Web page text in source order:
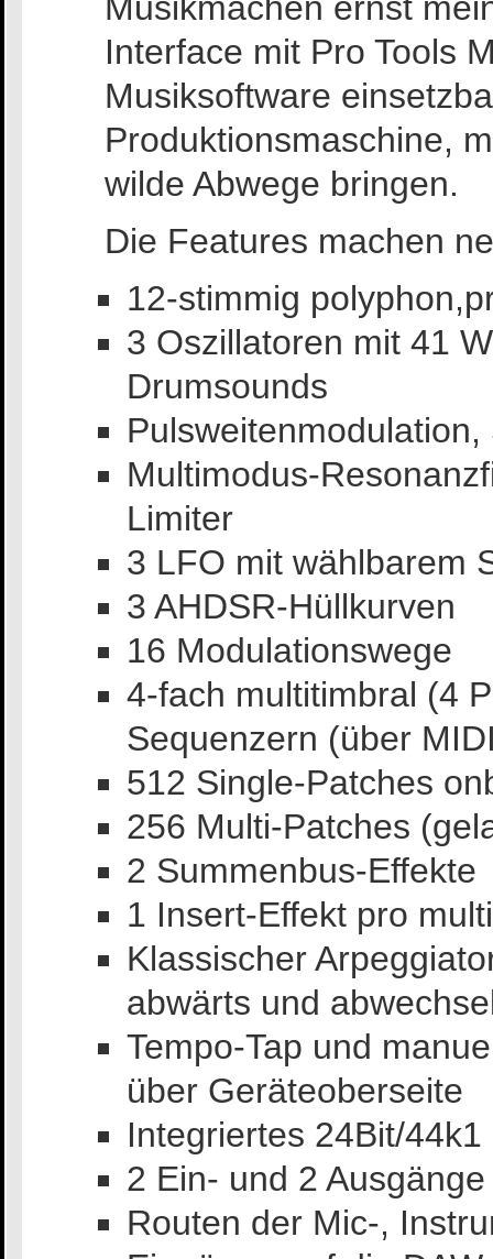
Interface mit Pro Tools
Musiksoftware
Produktionsmaschine,
wilde Abwege bringen.
Die Features machen
12-stimmig
3 Oszillatoren mit 41
Drumsounds
Multimodus-
Limiter
3 LFO mit wählbarem
3 AHDSR-Hüllkurven
16 Modulationswege
4-fach multitimbral (4
Sequenzern (über
512 Single-Patches
256 Multi-Patches
2 Summenbus-Effekte
1 Insert-Effekt pro
Klassischer
abwärts und
Tempo-Tap und
über Geräteoberseite
Integriertes 24Bit/
2 Ein- und 2 Ausgänge
Routen der Mic-,